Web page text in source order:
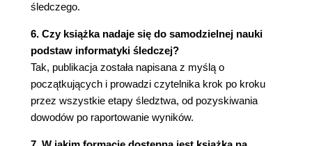
Rozdział 5. Komputerowy proces śledczy
Analiza osi czasu
X-Ways
Plaso (Plaso Langar Að Safna Öllu)
Analiza mediów
Wyszukiwanie ciągów znaków
Odzyskiwanie usuniętych danych
śledczego.
6. Czy książka nadaje się do samodzielnej nauki
podstaw informatyki śledczej?
Tak, publikacja została napisana z myślą o
początkujących i prowadzi czytelnika krok po kroku
przez wszystkie etapy śledztwa, od pozyskiwania
dowodów po raportowanie wyników.